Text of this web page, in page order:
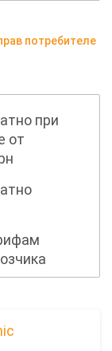
потребителе
при
от